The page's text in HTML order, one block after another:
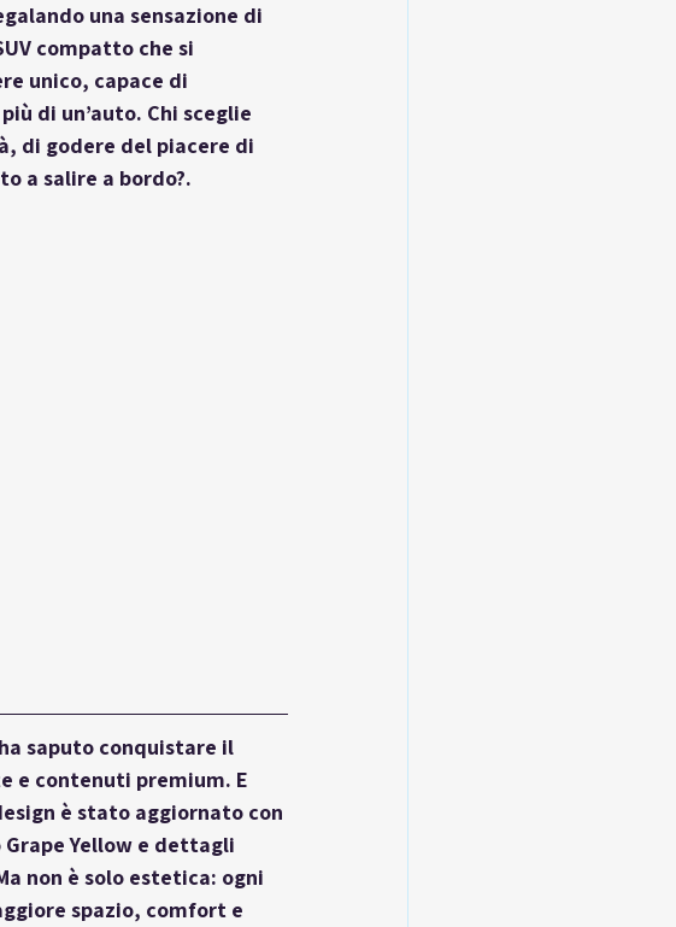
una sensazione di
compatto che si
unico, capace di
di un’auto. Chi sceglie
di godere del piacere di
a salire a bordo?.
saputo conquistare il
e contenuti premium. E
è stato aggiornato con
Grape Yellow e dettagli
non è solo estetica: ogni
spazio, comfort e